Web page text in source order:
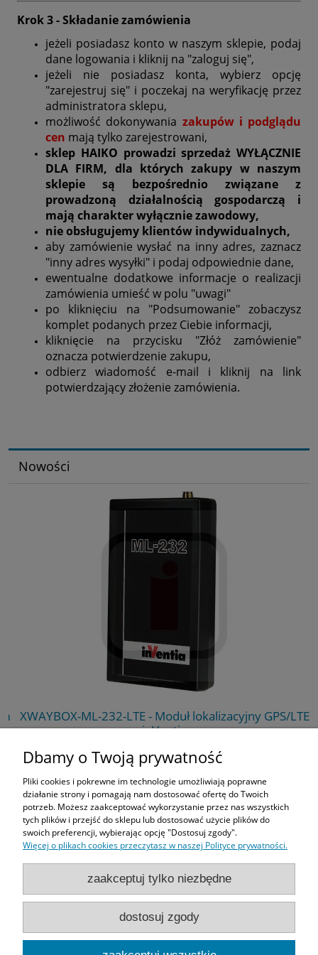
Krok 3 - Składanie zamówienia
jeżeli posiadasz konto w naszym sklepie, podaj
dane logowania i kliknij na "zaloguj się",
jeżeli nie posiadasz konta, wybierz opcję
"zarejestruj się" i poczekaj na weryfikację przez
administratora sklepu,
możliwość dokonywania zakupów i podglądu
cen mają tylko zarejestrowani,
sklep HAIKO prowadzi sprzedaż WYŁĄCZNIE
DLA FIRM, dla których zakupy w naszym
sklepie są bezpośrednio związane z
prowadzoną działalnością gospodarczą i
mają charakter wyłącznie zawodowy,
nie obsługujemy klientów indywidualnych,
aby zamówienie wysłać na inny adres, zaznacz
"inny adres wysyłki" i podaj odpowiednie dane,
ewentualne dodatkowe informacje o realizacji
zamówienia umieść w polu "uwagi"
po kliknięciu na "Podsumowanie" zobaczysz
komplet podanych przez Ciebie informacji,
kliknięcie na przycisku "Złóż zamówienie"
oznacza potwierdzenie zakupu,
odbierz wiadomość e-mail i kliknij na link
potwierdzający złożenie zamówienia.
Nowości
XWAYBOX-ML-232-LTE - Moduł lokalizacyjny GPS/LTE
inVentia
Zakupy
Pomoc
Informacje
Użytkowanie sklepu oznacza zgodę na wykorzystywanie plików cookie.
Szczegółowe informacje wPolityce prywatności.
Wszelkie użyte w e-sklepie logotypy, znaki graficzne, nazwy produktów,
Dbamy o Twoją prywatność
Pliki cookies i pokrewne im technologie umożliwiają poprawne
działanie strony i pomagają nam dostosować ofertę do Twoich
potrzeb. Możesz zaakceptować wykorzystanie przez nas wszystkich
tych plików i przejść do sklepu lub dostosować użycie plików do
swoich preferencji, wybierając opcję "Dostosuj zgody".
Więcej o plikach cookies przeczytasz w naszej Polityce prywatności.
zaakceptuj tylko niezbędne
dostosuj zgody